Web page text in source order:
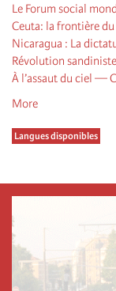
Le Forum social
Ceuta: la frontière
Nicaragua : La
Révolution sandiniste
À l’assaut du ciel —
More
Langues disponibles